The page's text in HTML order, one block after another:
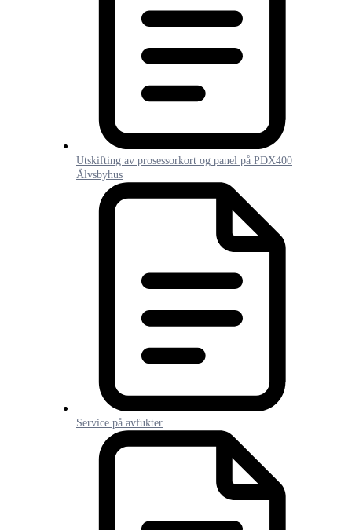
Utskifting av prosessorkort og panel på PDX400
Älvsbyhus
Service på avfukter